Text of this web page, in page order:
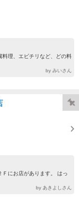
料理、エビチリなど、どの料
by みいさん
にお店があります。 はっ
by あきよしさん